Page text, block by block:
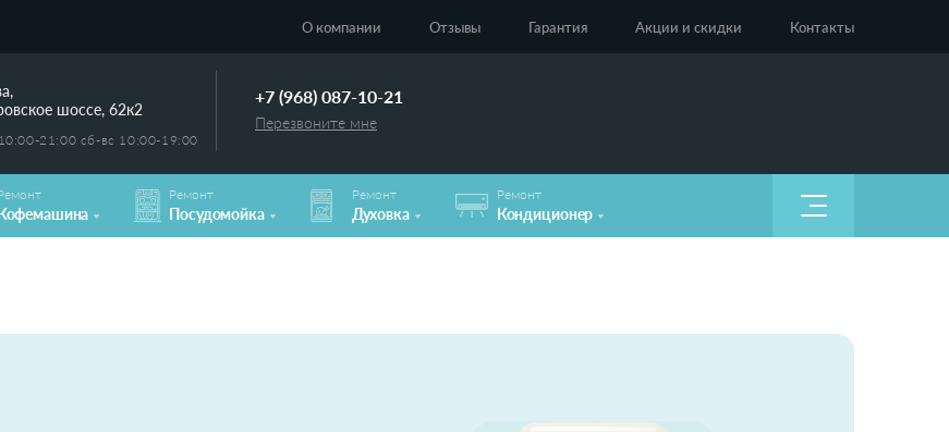
О компании Отзывы Гарантия Акции и скидки Контакты
шоссе, 62к2
21:00 сб-вс 10:00-19:00
+7 (968) 087-10-21
Перезвоните мне
Pемонт
Посудомойка
Pемонт
Духовка
Pемонт
Кондиционер